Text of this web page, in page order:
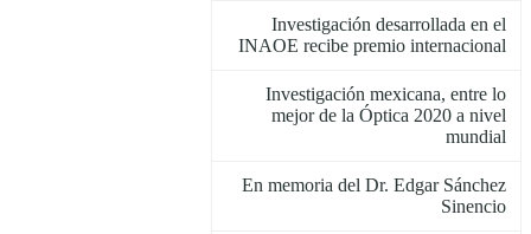
Investigación desarrollada en el
INAOE recibe premio internacional
Investigación mexicana, entre lo
mejor de la Óptica 2020 a nivel
mundial
En memoria del Dr. Edgar Sánchez
Sinencio